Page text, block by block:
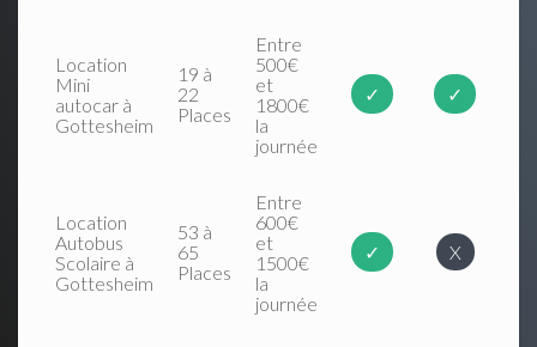
Location
Mini
autocar à
Gottesheim
19 à
22
Places
Entre
500€
et
1800€
la
journée
✓ ✓
Location
Autobus
Scolaire à
Gottesheim
53 à
65
Places
Entre
600€
et
1500€
la
journée
✓ X